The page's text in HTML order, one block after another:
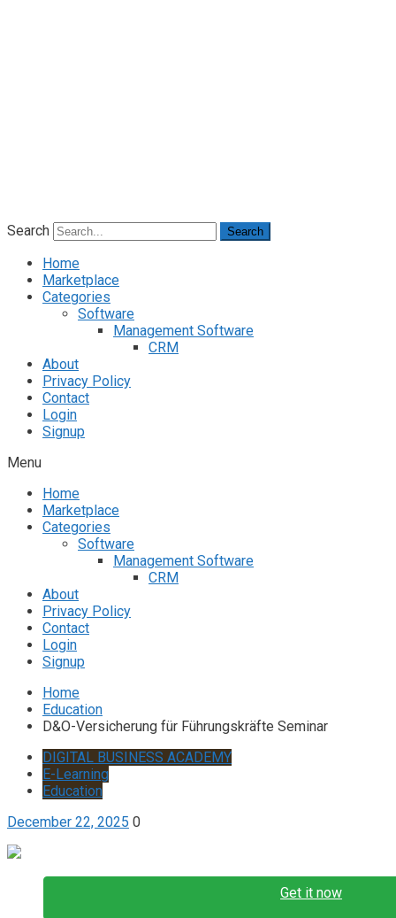
Search Search
Home
Marketplace
Categories
Software
Management Software
CRM
About
Privacy Policy
Contact
Login
Signup
Menu
Home
Marketplace
Categories
Software
Management Software
CRM
About
Privacy Policy
Contact
Login
Signup
Home
Education
D&O-Versicherung für Führungskräfte Seminar
DIGITAL BUSINESS ACADEMY
E-Learning
Education
December 22, 2025 0
Get it now